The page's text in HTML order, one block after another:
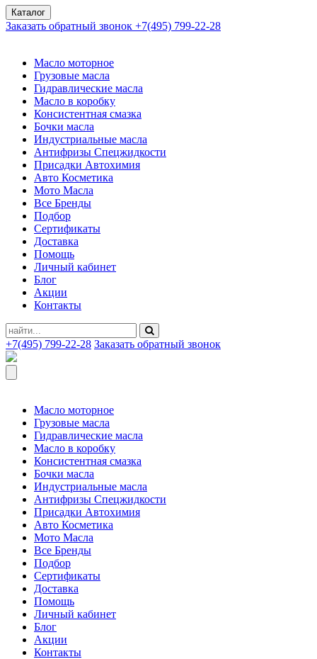
Каталог
Заказать обратный звонок +7(495) 799-22-28
Масло моторное
Грузовые масла
Гидравлические масла
Масло в коробку
Консистентная смазка
Бочки масла
Индустриальные масла
Антифризы Спецжидкости
Присадки Автохимия
Авто Косметика
Мото Масла
Все Бренды
Подбор
Сертификаты
Доставка
Помощь
Личный кабинет
Блог
Акции
Контакты
+7(495) 799-22-28 Заказать обратный звонок
Масло моторное
Грузовые масла
Гидравлические масла
Масло в коробку
Консистентная смазка
Бочки масла
Индустриальные масла
Антифризы Спецжидкости
Присадки Автохимия
Авто Косметика
Мото Масла
Все Бренды
Подбор
Сертификаты
Доставка
Помощь
Личный кабинет
Блог
Акции
Контакты